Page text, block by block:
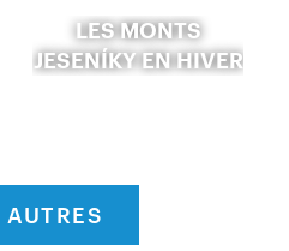
LES MONTS
JESENÍKY EN HIVER